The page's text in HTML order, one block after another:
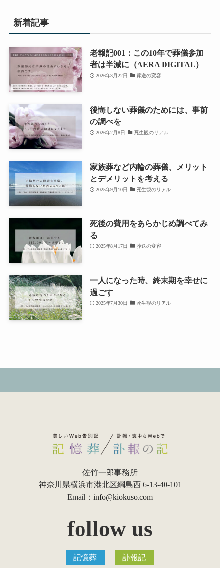
新着記事
老報記001：この10年で葬儀参加
者は半減に（AERA DIGITAL）
2026年3月22日 葬送の変容
後悔しない葬儀のためには、事前
の調べを
2026年2月8日 死生観のリアル
家族葬など内輪の葬儀、メリット
とデメリットを考える
2025年9月10日 死生観のリアル
死後の費用をあらかじめ調べてみ
る
2025年8月17日 葬送の変容
一人になった時、終末期を幸せに
過ごす
2025年7月30日 死生観のリアル
佐竹一郎事務所
神奈川県横浜市港北区綱島西 6-13-40-101
Email： info@kiokuso.com
follow us
記憶葬 訃報記